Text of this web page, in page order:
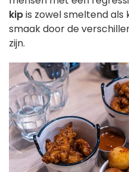
kipis zowel smeltend
smaak door de
zijn.